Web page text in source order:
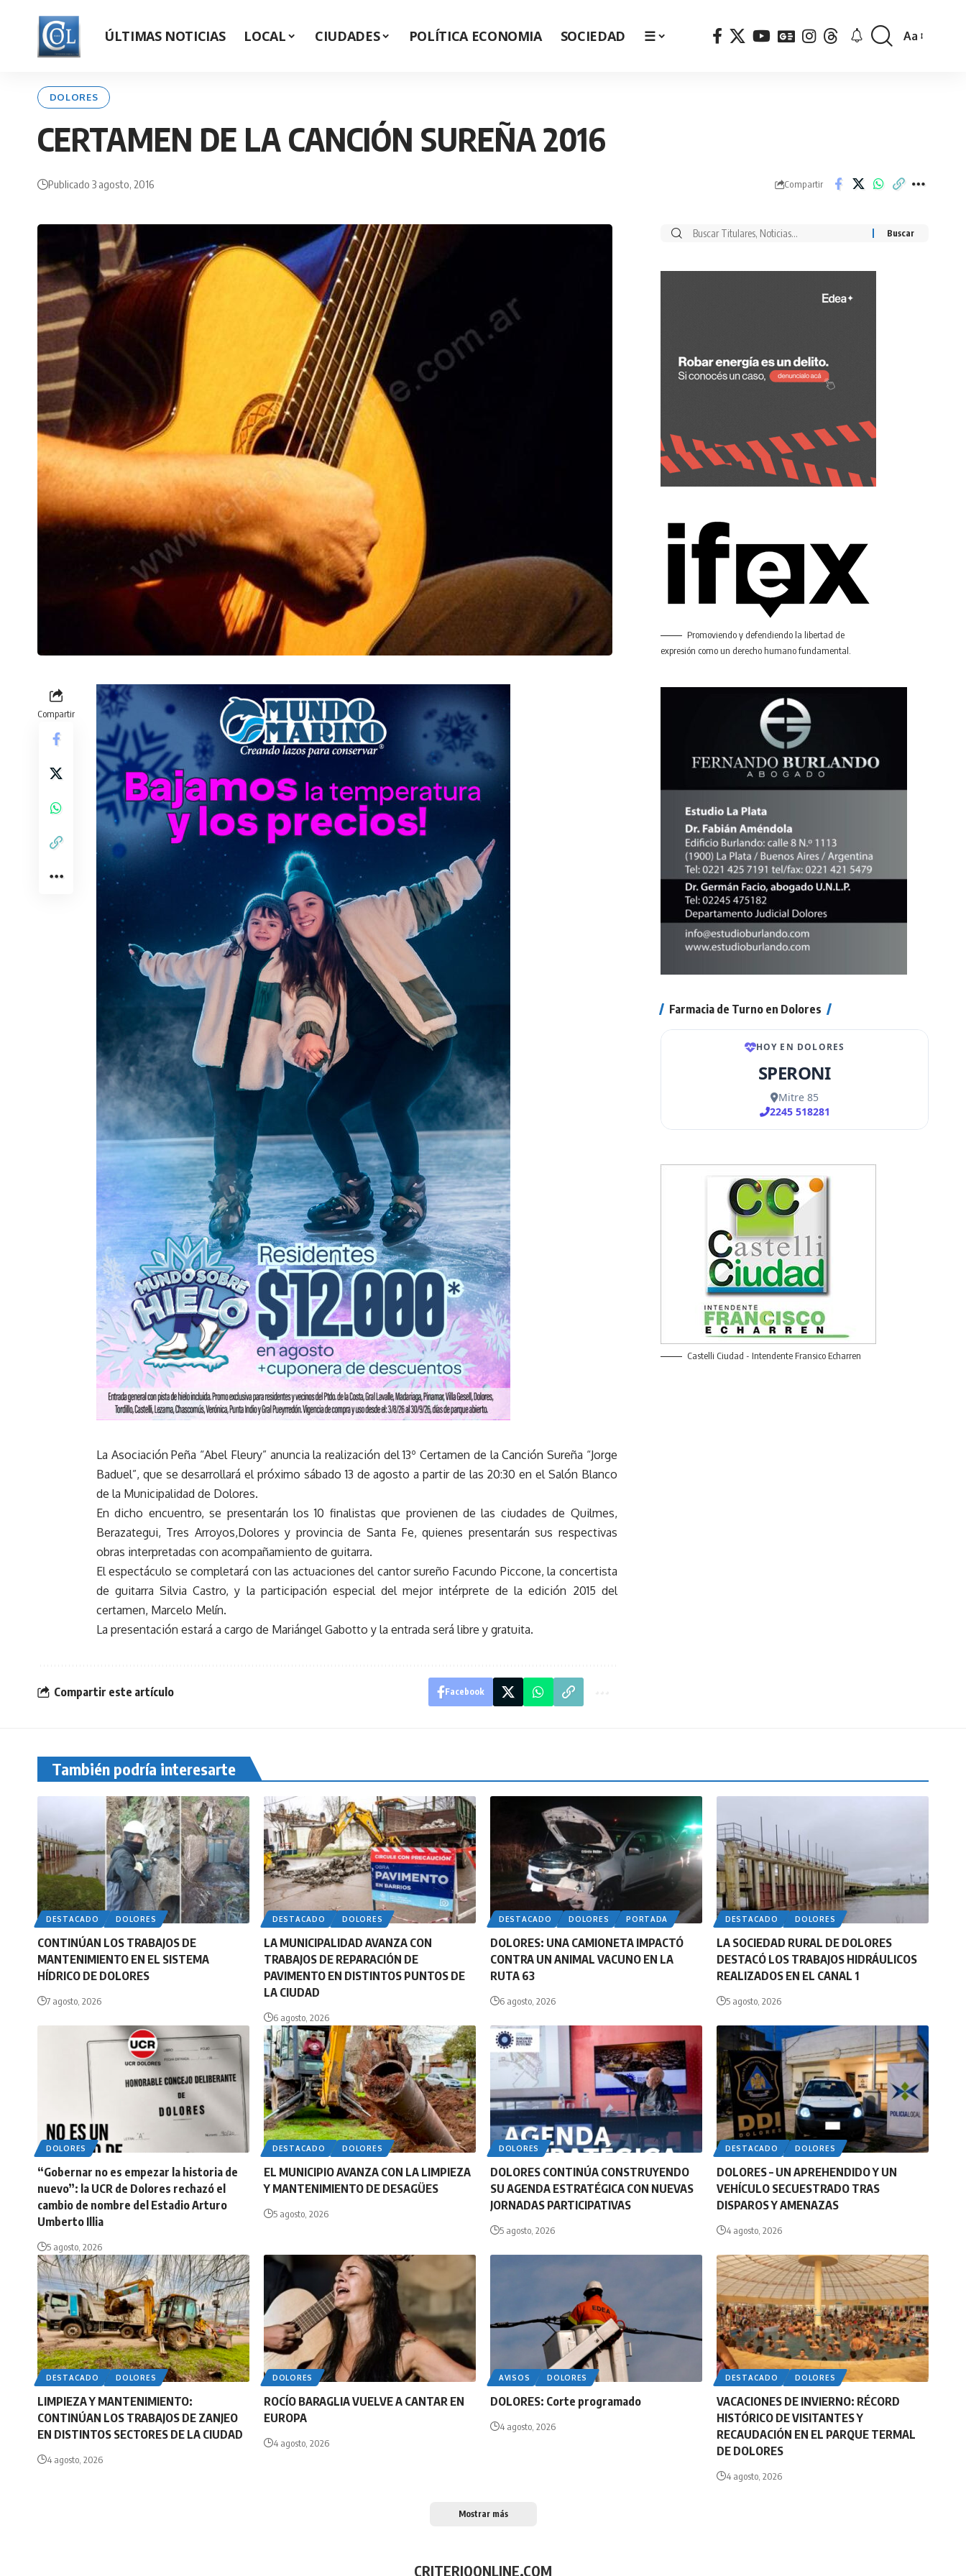
ÚLTIMAS NOTICIAS LOCAL CIUDADES POLÍTICA ECONOMIA SOCIEDAD ☰
Font
Aa
DOLORES
CERTAMEN DE LA CANCIÓN SUREÑA 2016
Publicado 3 agosto, 2016 Compartir
Compartir
La Asociación Peña “Abel Fleury” anuncia la realización del 13º Certamen de la Canción Sureña “Jorge
Baduel”, que se desarrollará el próximo sábado 13 de agosto a partir de las 20:30 en el Salón Blanco
de la Municipalidad de Dolores.
En dicho encuentro, se presentarán los 10 finalistas que provienen de las ciudades de Quilmes,
Berazategui, Tres Arroyos,Dolores y provincia de Santa Fe, quienes presentarán sus respectivas
obras interpretadas con acompañamiento de guitarra.
El espectáculo se completará con las actuaciones del cantor sureño Facundo Piccone, la concertista
de guitarra Silvia Castro, y la participación especial del mejor intérprete de la edición 2015 del
certamen, Marcelo Melín.
La presentación estará a cargo de Mariángel Gabotto y la entrada será libre y gratuita.
Compartir este artículo Facebook
Buscar
Promoviendo y defendiendo la libertad de
expresión como un derecho humano fundamental.
Farmacia de Turno en Dolores
Castelli Ciudad - Intendente Fransico Echarren
También podría interesarte
DESTACADO DOLORES
CONTINÚAN LOS TRABAJOS DE
MANTENIMIENTO EN EL SISTEMA
HÍDRICO DE DOLORES
7 agosto, 2026
DESTACADO DOLORES
LA MUNICIPALIDAD AVANZA CON
TRABAJOS DE REPARACIÓN DE
PAVIMENTO EN DISTINTOS PUNTOS DE
LA CIUDAD
6 agosto, 2026
DESTACADO DOLORES PORTADA
DOLORES: UNA CAMIONETA IMPACTÓ
CONTRA UN ANIMAL VACUNO EN LA
RUTA 63
6 agosto, 2026
DESTACADO DOLORES
LA SOCIEDAD RURAL DE DOLORES
DESTACÓ LOS TRABAJOS HIDRÁULICOS
REALIZADOS EN EL CANAL 1
5 agosto, 2026
DOLORES
“Gobernar no es empezar la historia de
nuevo”: la UCR de Dolores rechazó el
cambio de nombre del Estadio Arturo
Umberto Illia
5 agosto, 2026
DESTACADO DOLORES
EL MUNICIPIO AVANZA CON LA LIMPIEZA
Y MANTENIMIENTO DE DESAGÜES
5 agosto, 2026
DOLORES
DOLORES CONTINÚA CONSTRUYENDO
SU AGENDA ESTRATÉGICA CON NUEVAS
JORNADAS PARTICIPATIVAS
5 agosto, 2026
DESTACADO DOLORES
DOLORES – UN APREHENDIDO Y UN
VEHÍCULO SECUESTRADO TRAS
DISPAROS Y AMENAZAS
4 agosto, 2026
DESTACADO DOLORES
LIMPIEZA Y MANTENIMIENTO:
CONTINÚAN LOS TRABAJOS DE ZANJEO
EN DISTINTOS SECTORES DE LA CIUDAD
4 agosto, 2026
DOLORES
ROCÍO BARAGLIA VUELVE A CANTAR EN
EUROPA
4 agosto, 2026
AVISOS DOLORES
DOLORES: Corte programado
4 agosto, 2026
DESTACADO DOLORES
VACACIONES DE INVIERNO: RÉCORD
HISTÓRICO DE VISITANTES Y
RECAUDACIÓN EN EL PARQUE TERMAL
DE DOLORES
4 agosto, 2026
Mostrar más
CRITERIOONLINE.COM